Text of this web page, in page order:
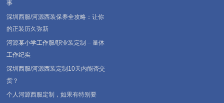
事
深圳西服/河源西装保养全攻略：让你
的正装历久弥新
河源某小学工作服/职业装定制 – 量体
工作纪实
深圳西服/河源西装定制10天内能否交
货？
个人河源西服定制，如果有特别要